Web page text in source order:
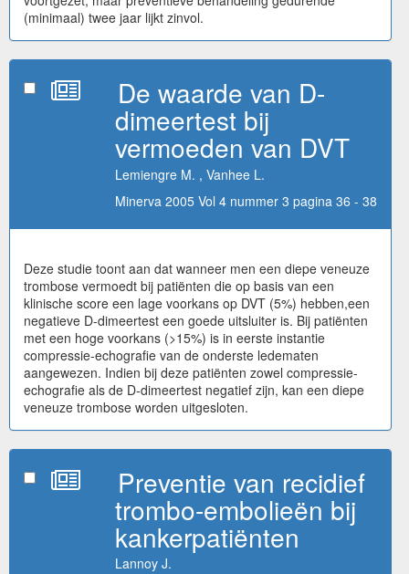
(minimaal) twee jaar lijkt zinvol.
De waarde van D-
dimeertest bij
vermoeden van DVT
Lemiengre M. , Vanhee L.
Minerva 2005 Vol 4 nummer 3 pagina 36 - 38
Deze studie toont aan dat wanneer men een diepe veneuze
trombose vermoedt bij patiënten die op basis van een
klinische score een lage voorkans op DVT (5%) hebben,een
negatieve D-dimeertest een goede uitsluiter is. Bij patiënten
met een hoge voorkans (>15%) is in eerste instantie
compressie-echografie van de onderste ledematen
aangewezen. Indien bij deze patiënten zowel compressie-
echografie als de D-dimeertest negatief zijn, kan een diepe
veneuze trombose worden uitgesloten.
Preventie van recidief
trombo-embolieën bij
kankerpatiënten
Lannoy J.